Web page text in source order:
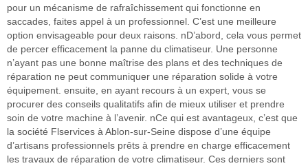
pour un mécanisme de rafraîchissement qui fonctionne en
saccades, faites appel à un professionnel. C’est une meilleure
option envisageable pour deux raisons. nD’abord, cela vous permet
de percer efficacement la panne du climatiseur. Une personne
n’ayant pas une bonne maîtrise des plans et des techniques de
réparation ne peut communiquer une réparation solide à votre
équipement. ensuite, en ayant recours à un expert, vous se
procurer des conseils qualitatifs afin de mieux utiliser et prendre
soin de votre machine à l’avenir. nCe qui est avantageux, c’est que
la société Flservices à Ablon-sur-Seine dispose d’une équipe
d’artisans professionnels prêts à prendre en charge efficacement
les travaux de réparation de votre climatiseur. Ces derniers sont